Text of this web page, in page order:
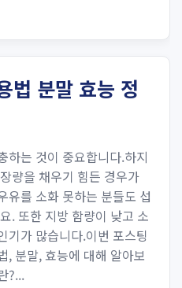
법 분말 효능 정
하는 것이 중요합니다.하지
량을 채우기 힘든 경우가
유를 소화 못하는 분들도 섭
. 또한 지방 함량이 낮고 소
기가 많습니다.이번 포스팅
, 분말, 효능에 대해 알아보
?...